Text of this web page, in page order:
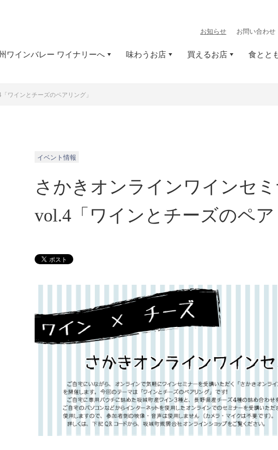
お知らせ お問い合わせ
ワインバレー ワイナリーへ 味わうお店 買えるお店 食とと
ワインとチーズのペアリング」
イベント情報
さかきオンラインワインセ
vol.4「ワインとチーズのペア